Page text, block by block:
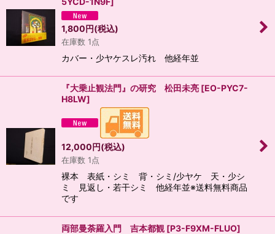
1,800円(税込)
在庫数 1点
カバー・少ヤケスレ汚れ 他経年並
『大乗止観法門』の研究 松田未亮 [EO-PYC7-
H8LW]
12,000円(税込)
在庫数 1点
裸本 表紙・シミ 背・シミ/少ヤケ 天・少シ
ミ 見返し・若干シミ 他経年並※送料無料商品
です
両部曼荼羅入門 吉本都観 [P3-F9XM-FLUO]